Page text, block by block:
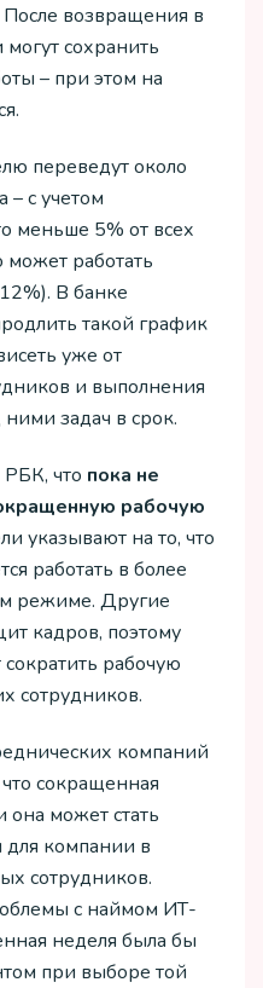
возвращения в
сохранить
– при этом на
переведут около
– с учетом
меньше 5% от всех
может работать
В банке
такой график
уже от
и выполнения
задач в срок.
что пока не
рабочую
указывают на то, что
работать в более
режиме. Другие
кадров, поэтому
рабочую
сотрудников.
компаний
сокращенная
она может стать
компании в
сотрудников.
с наймом ИТ-
неделя была бы
при выборе той